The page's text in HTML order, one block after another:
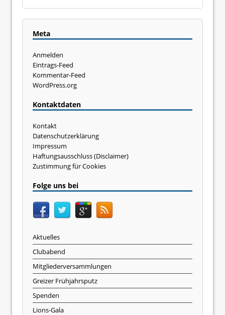
Meta
Anmelden
Eintrags-Feed
Kommentar-Feed
WordPress.org
Kontaktdaten
Kontakt
Datenschutzerklärung
Impressum
Haftungsausschluss (Disclaimer)
Zustimmung für Cookies
Folge uns bei
Aktuelles
Clubabend
Mitgliederversammlungen
Greizer Frühjahrsputz
Spenden
Lions-Gala